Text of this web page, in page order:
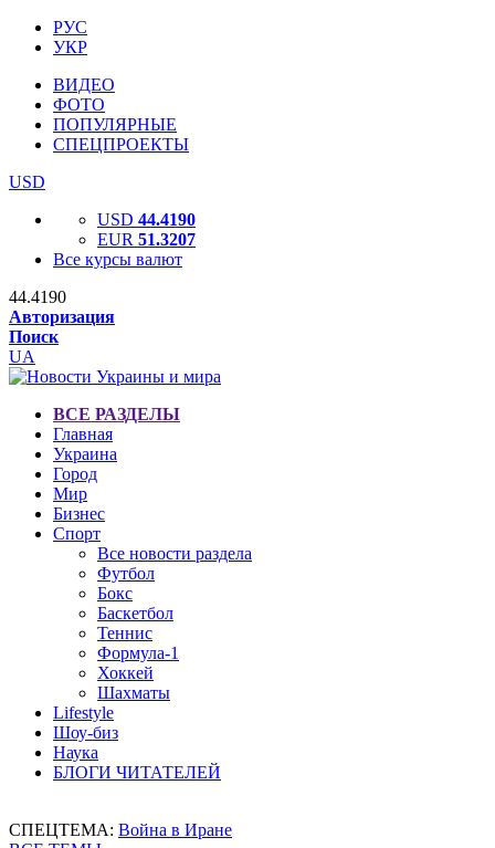
РУС
УКР
ВИДЕО
ФОТО
ПОПУЛЯРНЫЕ
СПЕЦПРОЕКТЫ
USD
USD 44.4190
EUR 51.3207
Все курсы валют
44.4190
Авторизация
Поиск
UA
ВСЕ РАЗДЕЛЫ
Главная
Украина
Город
Мир
Бизнес
Спорт
Все новости раздела
Футбол
Бокс
Баскетбол
Теннис
Формула-1
Хоккей
Шахматы
Lifestyle
Шоу-биз
Наука
БЛОГИ ЧИТАТЕЛЕЙ
СПЕЦТЕМА: Война в Иране